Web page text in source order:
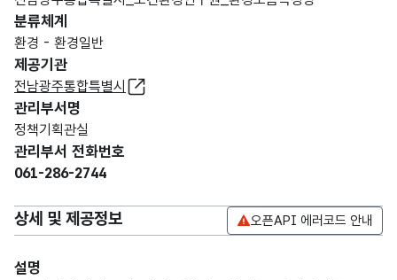
분류체계
환경 - 환경일반
제공기관
전남광주통합특별시
관리부서명
정책기획관실
관리부서 전화번호
061-286-2744
상세 및 제공정보 오픈API 에러코드 안내
설명